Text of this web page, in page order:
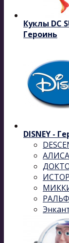
Куклы DC
Героинь
DISNEY -
АЛИСА